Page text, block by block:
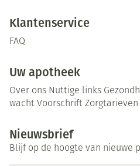
Klantenservice
FAQ
Uw apotheek
Over ons Nuttige links
wacht Voorschrift Zorgtarieven
Nieuwsbrief
Blijf op de hoogte van nieuwe